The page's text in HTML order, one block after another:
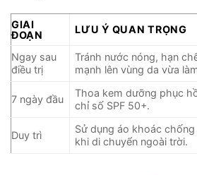
GIAI
ĐOẠN
LƯU Ý QUAN TRỌNG
Ngay sau
điều trị
Tránh nước nóng, hạn
mạnh lên vùng da vừa
7 ngày đầu
Thoa kem dưỡng phục
chỉ số SPF 50+.
Duy trì
Sử dụng áo khoác
khi di chuyển ngoài trời.